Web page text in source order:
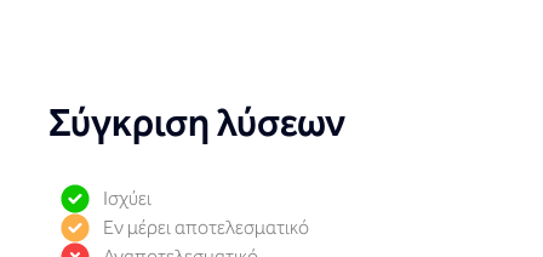
Σύγκριση λύσεων
Ισχύει
Εν μέρει αποτελεσματικό